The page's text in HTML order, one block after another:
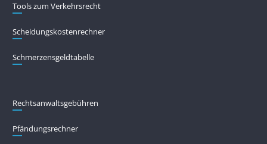
Tools zum Verkehrsrecht
Scheidungskostenrechner
Schmerzensgeldtabelle
Rechtsanwaltsgebühren
Pfändungs­rechner